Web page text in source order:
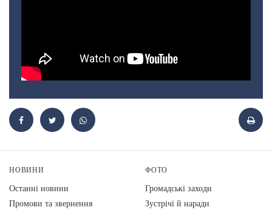
НОВИНИ
Останні новини
Промови та звернення
ФОТО
Громадські заходи
Зустрічі й наради